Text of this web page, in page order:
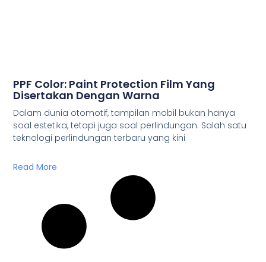
PPF Color: Paint Protection Film Yang
Disertakan Dengan Warna
Dalam dunia otomotif, tampilan mobil bukan hanya
soal estetika, tetapi juga soal perlindungan. Salah satu
teknologi perlindungan terbaru yang kini
Read More